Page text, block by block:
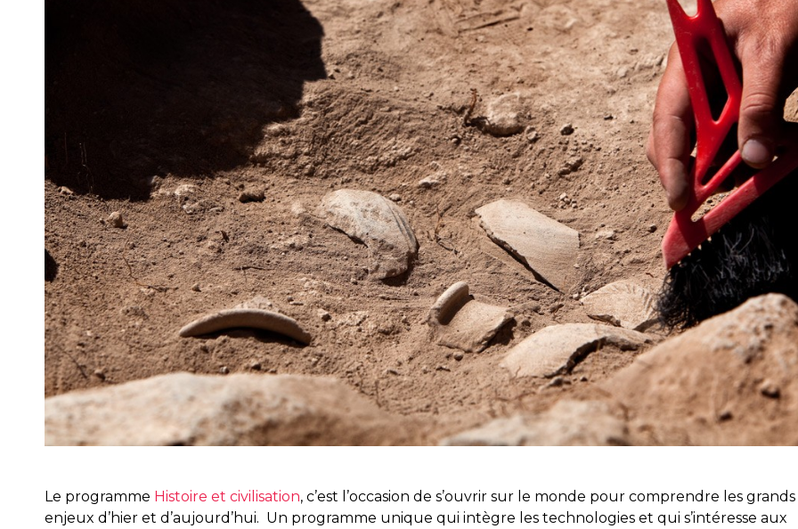
Le programme Histoire et civilisation, c’est l’occasion de s’ouvrir sur le monde pour comprendre les grands
enjeux d’hier et d’aujourd’hui. Un programme unique qui intègre les technologies et qui s’intéresse aux